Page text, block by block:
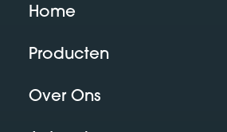
Home
Producten
Over Ons